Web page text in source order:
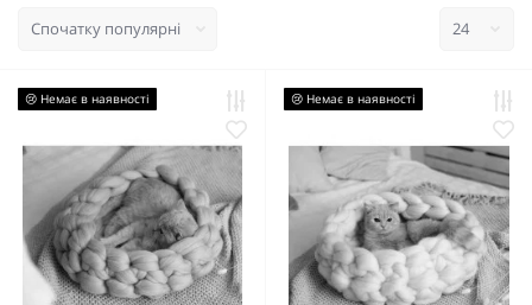
😢 Немає в наявності 😢 Немає в наявності